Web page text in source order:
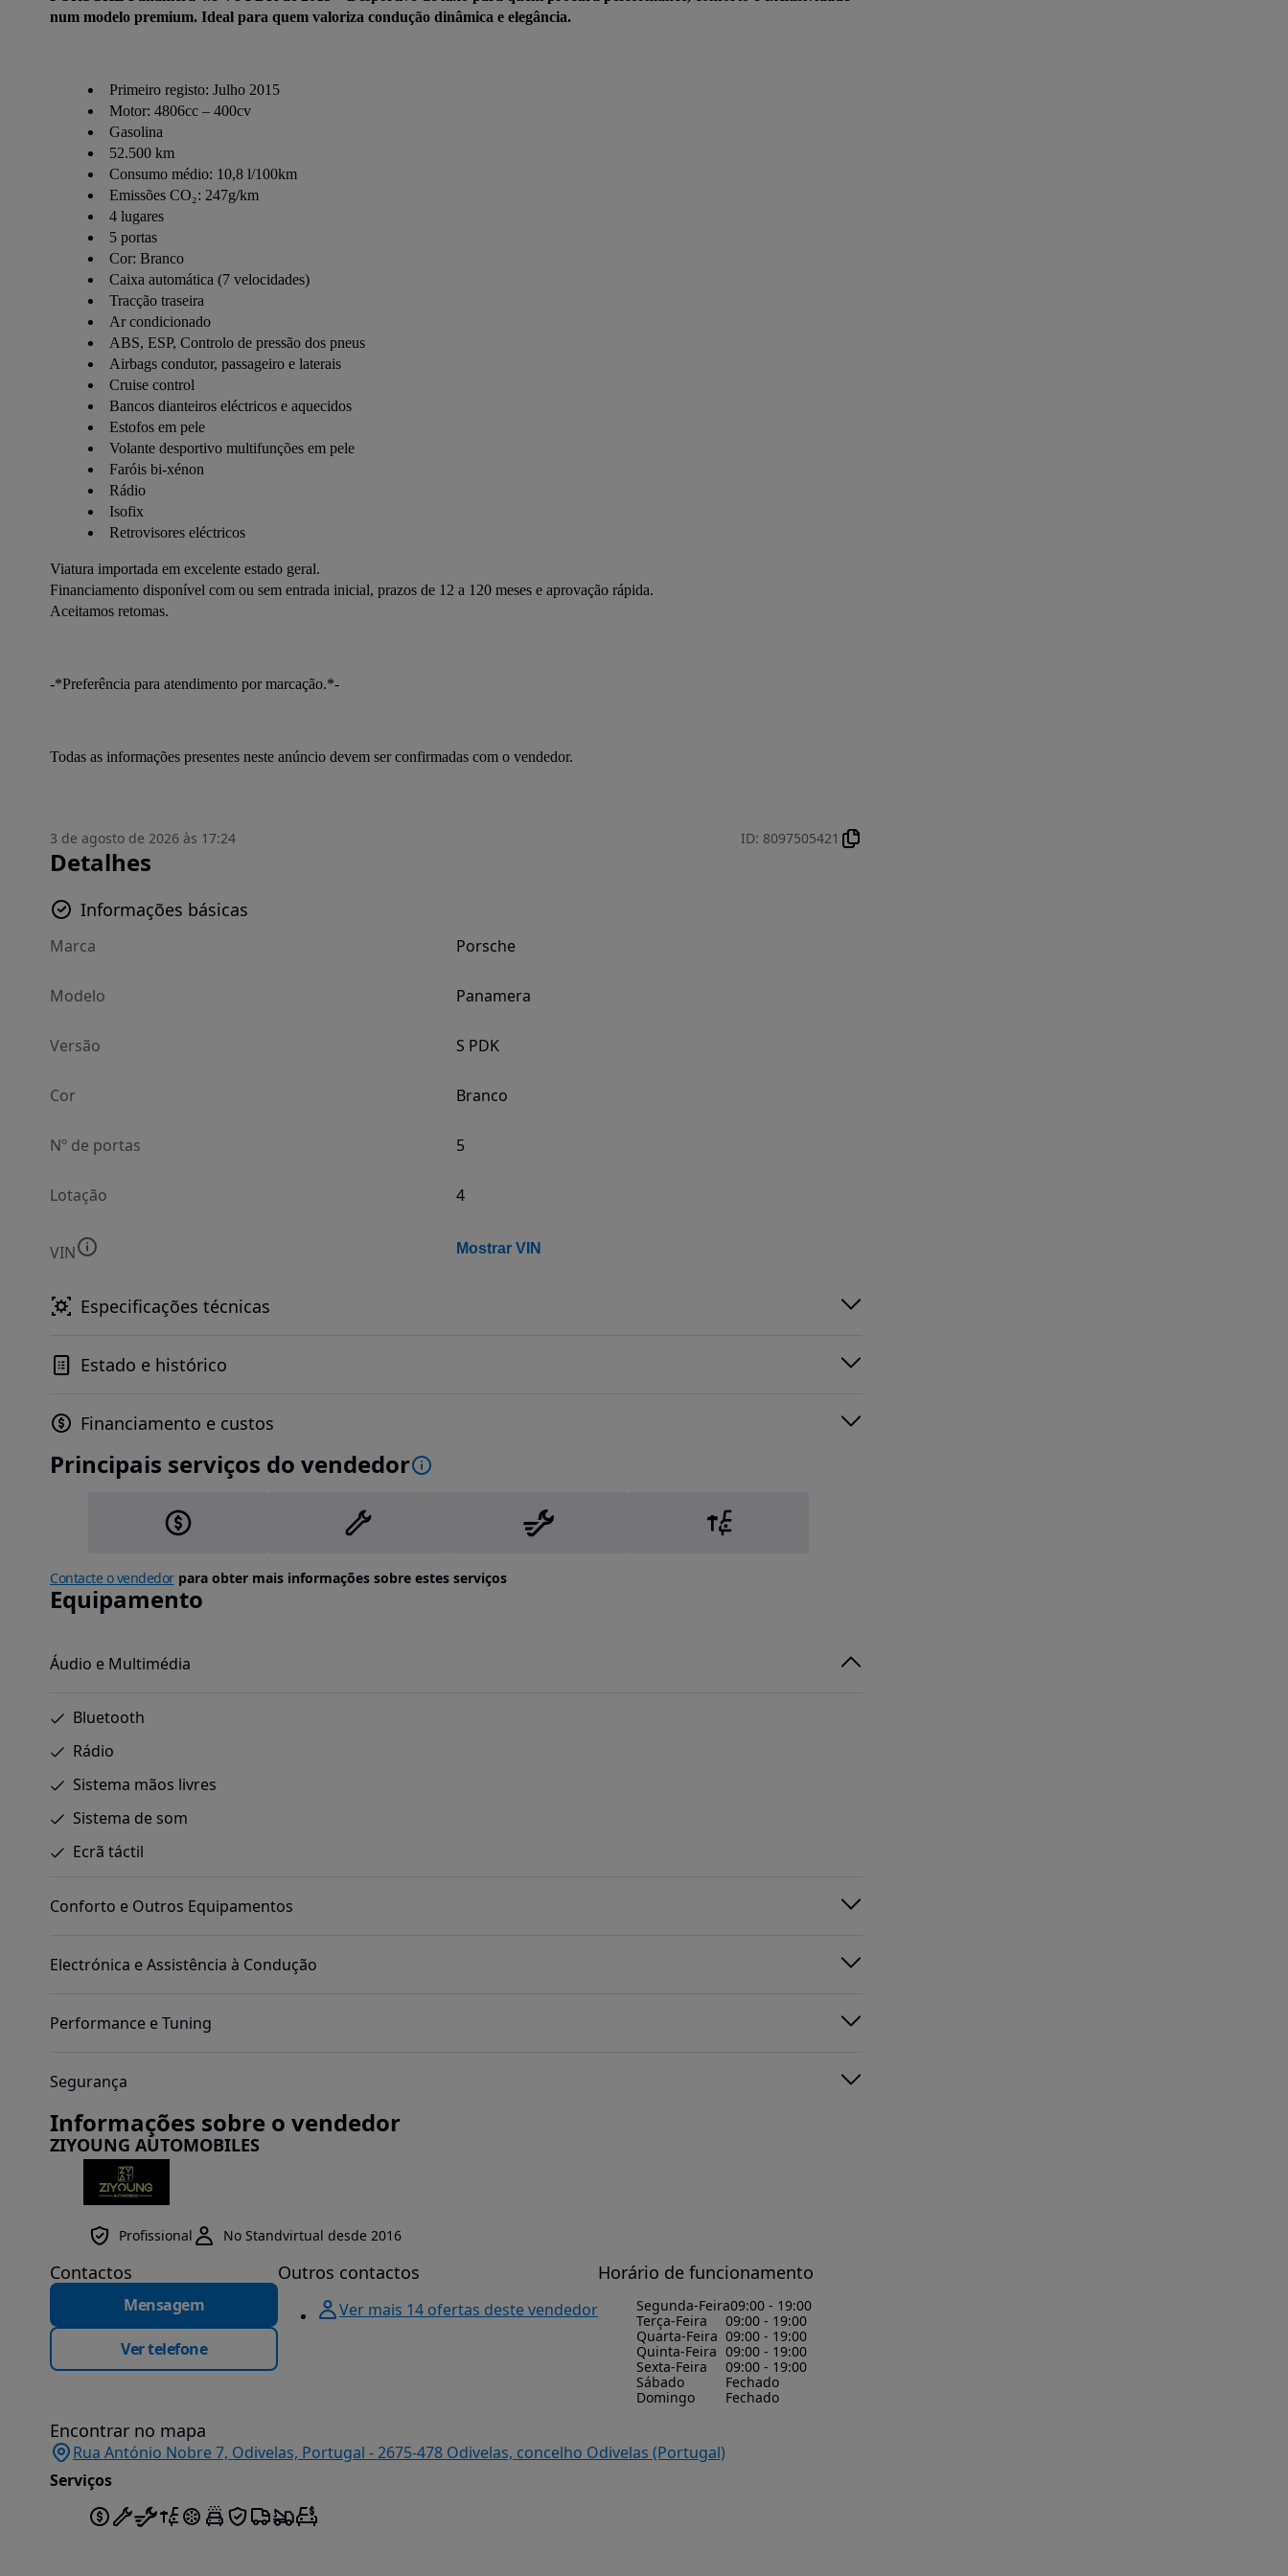
num modelo premium. Ideal para quem valoriza condução dinâmica e elegância.
Primeiro registo: Julho 2015
Motor: 4806cc – 400cv
Gasolina
52.500 km
Consumo médio: 10,8 l/100km
Emissões CO₂: 247g/km
4 lugares
5 portas
Cor: Branco
Caixa automática (7 velocidades)
Tracção traseira
Ar condicionado
ABS, ESP, Controlo de pressão dos pneus
Airbags condutor, passageiro e laterais
Cruise control
Bancos dianteiros eléctricos e aquecidos
Estofos em pele
Volante desportivo multifunções em pele
Faróis bi-xénon
Rádio
Isofix
Retrovisores eléctricos
Viatura importada em excelente estado geral.
Financiamento disponível com ou sem entrada inicial, prazos de 12 a 120 meses e aprovação rápida.
Aceitamos retomas.
-*Preferência para atendimento por marcação.*-
Todas as informações presentes neste anúncio devem ser confirmadas com o vendedor.
3 de agosto de 2026 às 17:24 ID: 8097505421
Detalhes
Informações básicas
Marca Porsche
Modelo Panamera
Versão S PDK
Cor Branco
Nº de portas 5
Lotação 4
VIN Mostrar VIN
Especificações técnicas
Estado e histórico
Financiamento e custos
Principais serviços do vendedor
Contacte o vendedorpara obter mais informações sobre estes serviços
Equipamento
Áudio e Multimédia
Bluetooth
Rádio
Sistema mãos livres
Sistema de som
Ecrã táctil
Conforto e Outros Equipamentos
Electrónica e Assistência à Condução
Performance e Tuning
Segurança
Informações sobre o vendedor
ZIYOUNG AUTOMOBILES
Profissional No Standvirtual desde 2016
Contactos
Mensagem
Ver telefone
Outros contactos
Ver mais 14 ofertas deste vendedor
Horário de funcionamento
Segunda-Feira09:00 - 19:00
Terça-Feira
09:00 - 19:00
Quarta-Feira 09:00 - 19:00
Quinta-Feira 09:00 - 19:00
Sexta-Feira
09:00 - 19:00
Sábado
Fechado
Domingo
Fechado
Encontrar no mapa
Rua António Nobre 7, Odivelas, Portugal - 2675-478 Odivelas, concelho Odivelas (Portugal)
Serviços